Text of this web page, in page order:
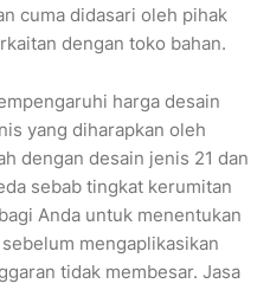
cuma didasari oleh pihak
dengan toko bahan.
harga desain
yang diharapkan oleh
dengan desain jenis 21 dan
sebab tingkat kerumitan
Anda untuk menentukan
mengaplikasikan
tidak membesar. Jasa